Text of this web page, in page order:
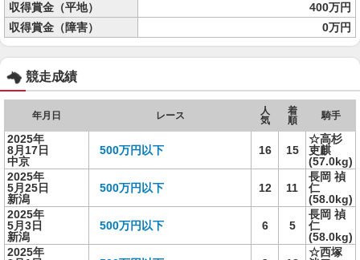
収得賞金（平地）
400万円
収得賞金（障害）
0万円
競走成績
年月日 レース
人
気
着
順
騎手
2025年
8月17日
中京
500万円以下 16 15
☆高杉
吏麒
(57.0kg)
2025年
5月25日
新潟
500万円以下 12 11
長岡 禎
仁
(58.0kg)
2025年
5月3日
新潟
500万円以下 6 5
長岡 禎
仁
(58.0kg)
2025年
☆西塚